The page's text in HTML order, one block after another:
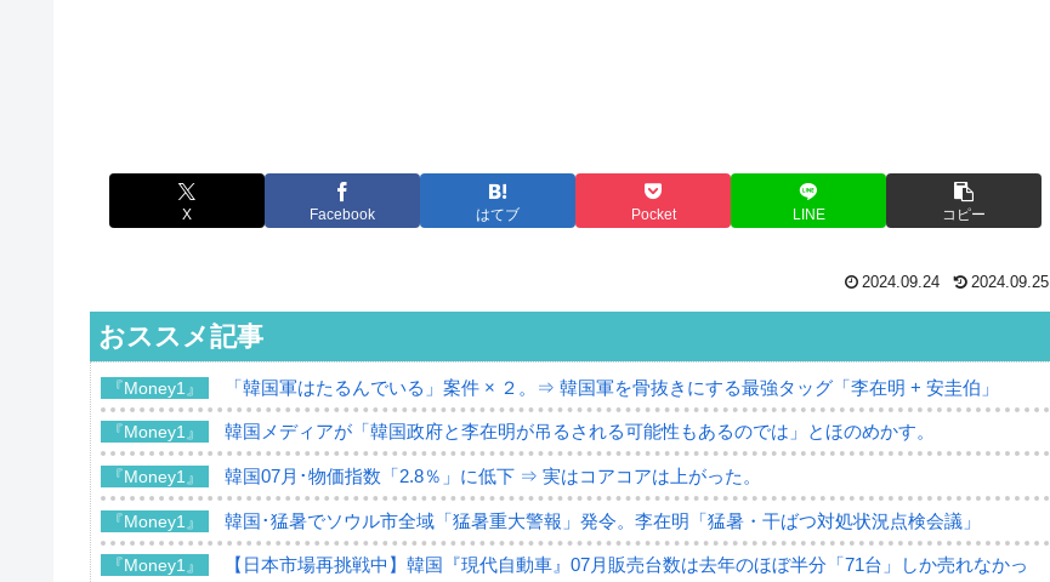
X Facebook はてブ Pocket LINE コピー
2024.09.24 2024.09.25
おススメ記事
『Money1』 「韓国軍はたるんでいる」案件 × ２。⇒ 韓国軍を骨抜きにする最強タッグ「李在明 + 安圭伯」
『Money1』 韓国メディアが「韓国政府と李在明が吊るされる可能性もあるのでは」とほのめかす。
『Money1』 韓国07月･物価指数「2.8％」に低下 ⇒ 実はコアコアは上がった。
『Money1』 韓国･猛暑でソウル市全域「猛暑重大警報」発令。李在明「猛暑・干ばつ対処状況点検会議」
『Money1』
【日本市場再挑戦中】韓国『現代自動車』07月販売台数は去年のほぼ半分「71台」しか売れなかっ